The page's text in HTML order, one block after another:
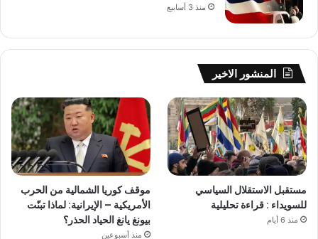
منذ 3 أسابيع
المنشور الاخير
مستقبل الاستقلال السياسي
للسويداء : قراءة تحليلية
منذ 6 أيام
موقف كوريا الشمالية من الحرب
الأمريكية – الإيرانية: لماذا تبنّت
بيونغ يانغ الحياد الحذر؟
منذ أسبوعين